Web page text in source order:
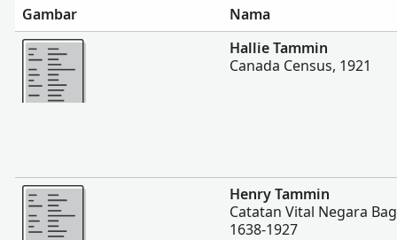
Gambar
Nama
Lebih banyak
Hallie Tammin
Canada Census, 1921
Lebih banyak
Henry Tammin
Catatan Vital Negara
1638-1927